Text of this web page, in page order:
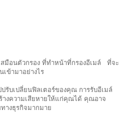
สมือนตัวกรอง ที่ทำหน้าที่กรองอีเมล์ ที่จะ
เข้ามาอย่างไร
รับเปลี่ยนฟิลเตอร์ของคุณ การรับอีเมล์
างความเสียหายให้แก่คุณได้ คุณอาจ
างธุรกิจมากมาย